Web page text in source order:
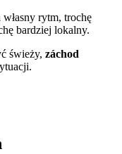
rytm, trochę
bardziej lokalny.
świeży, záchod